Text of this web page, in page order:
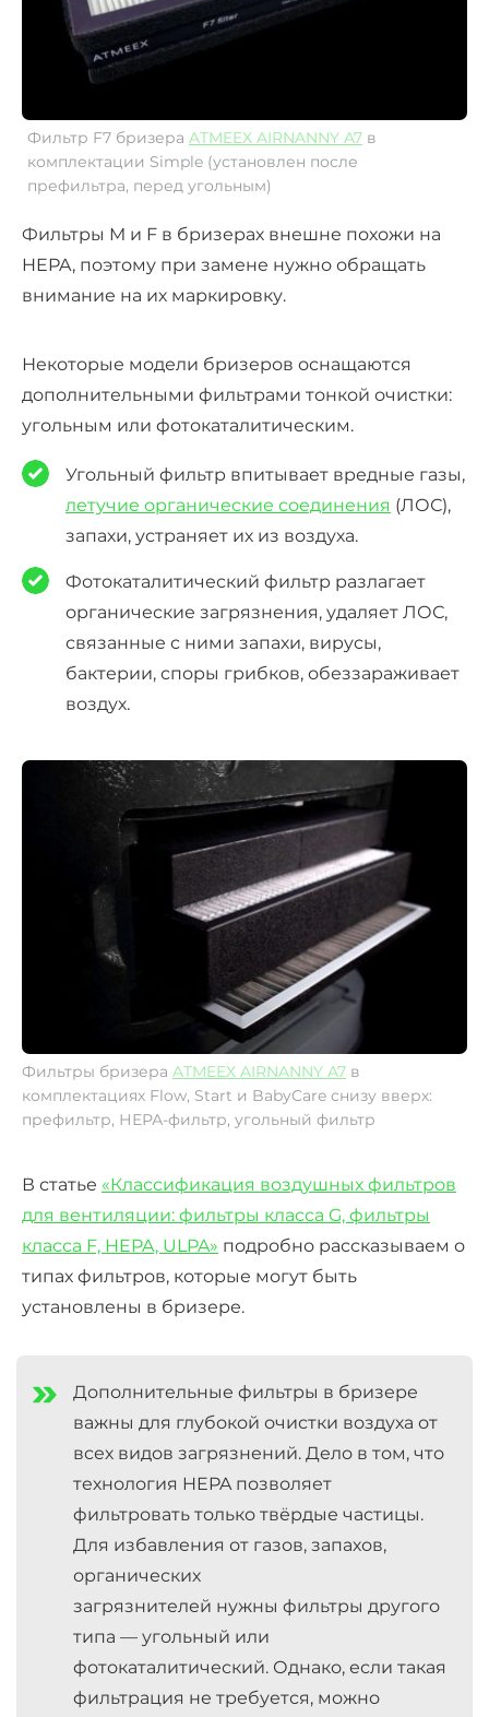
Фильтр F7 бризера ATMEEX AIRNANNY A7 в
комплектации Simple (установлен после
префильтра, перед угольным)
Фильтры M и F в бризерах внешне похожи на
HEPA, поэтому при замене нужно обращать
внимание на их маркировку.
Некоторые модели бризеров оснащаются
дополнительными фильтрами тонкой очистки:
угольным или фотокаталитическим.
Угольный фильтр впитывает вредные газы,
летучие органические соединения (ЛОС),
запахи, устраняет их из воздуха.
Фотокаталитический фильтр разлагает
органические загрязнения, удаляет ЛОС,
связанные с ними запахи, вирусы,
бактерии, споры грибков, обеззараживает
воздух.
Фильтры бризера ATMEEX AIRNANNY A7 в
комплектациях Flow, Start и BabyCare снизу вверх:
префильтр, НЕРА-фильтр, угольный фильтр
В статье «Классификация воздушных фильтров
для вентиляции: фильтры класса G, фильтры
класса F, HEPA, ULPA» подробно рассказываем о
типах фильтров, которые могут быть
установлены в бризере.
Дополнительные фильтры в бризере
важны для глубокой очистки воздуха от
всех видов загрязнений. Дело в том, что
технология HEPA позволяет
фильтровать только твёрдые частицы.
Для избавления от газов, запахов,
органических
загрязнителей нужны фильтры другого
типа — угольный или
фотокаталитический. Однако, если такая
фильтрация не требуется, можно